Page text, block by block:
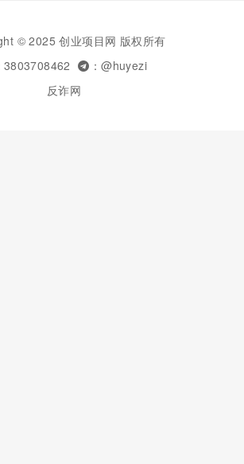
© 2025 创业项目网 版权所有
3803708462
：@huyezi
反诈网